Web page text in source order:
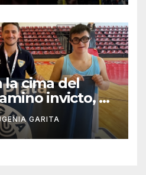
cima del
invicto, el
y la jugada
GARITA